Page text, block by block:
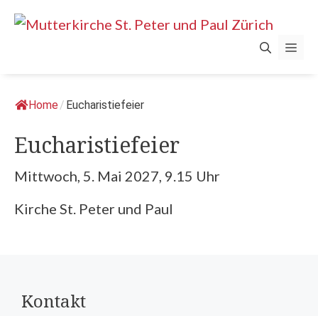
Springe
Home/ Eucharistiefeier
Eucharistiefeier
Mittwoch, 5. Mai 2027, 9.15 Uhr
Kirche St. Peter und Paul
Kontakt